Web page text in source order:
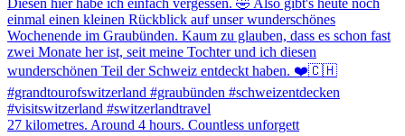
27 kilometres. Around 4 hours. Countless unforgett